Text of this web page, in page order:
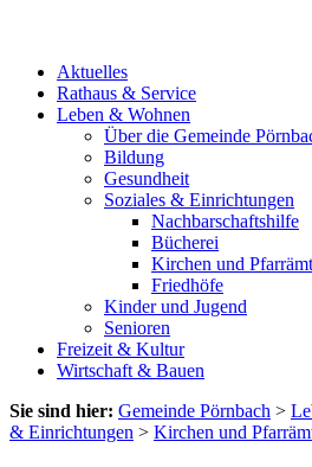
Aktuelles
Rathaus & Service
Leben & Wohnen
Über die Gemeinde
Bildung
Gesundheit
Soziales & Einrichtungen
Nachbarschaftshilfe
Bücherei
Kirchen und
Friedhöfe
Kinder und Jugend
Senioren
Freizeit & Kultur
Wirtschaft & Bauen
Sie sind hier: Gemeinde Pörnbach >
& Einrichtungen > Kirchen und